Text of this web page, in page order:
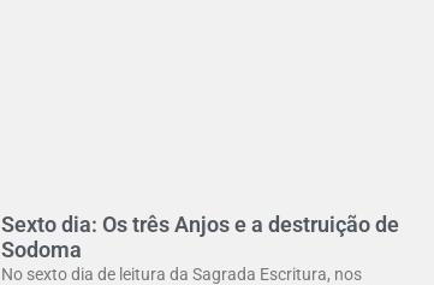
Sexto dia: Os três Anjos e a destruição de
Sodoma
No sexto dia de leitura da Sagrada Escritura, nos